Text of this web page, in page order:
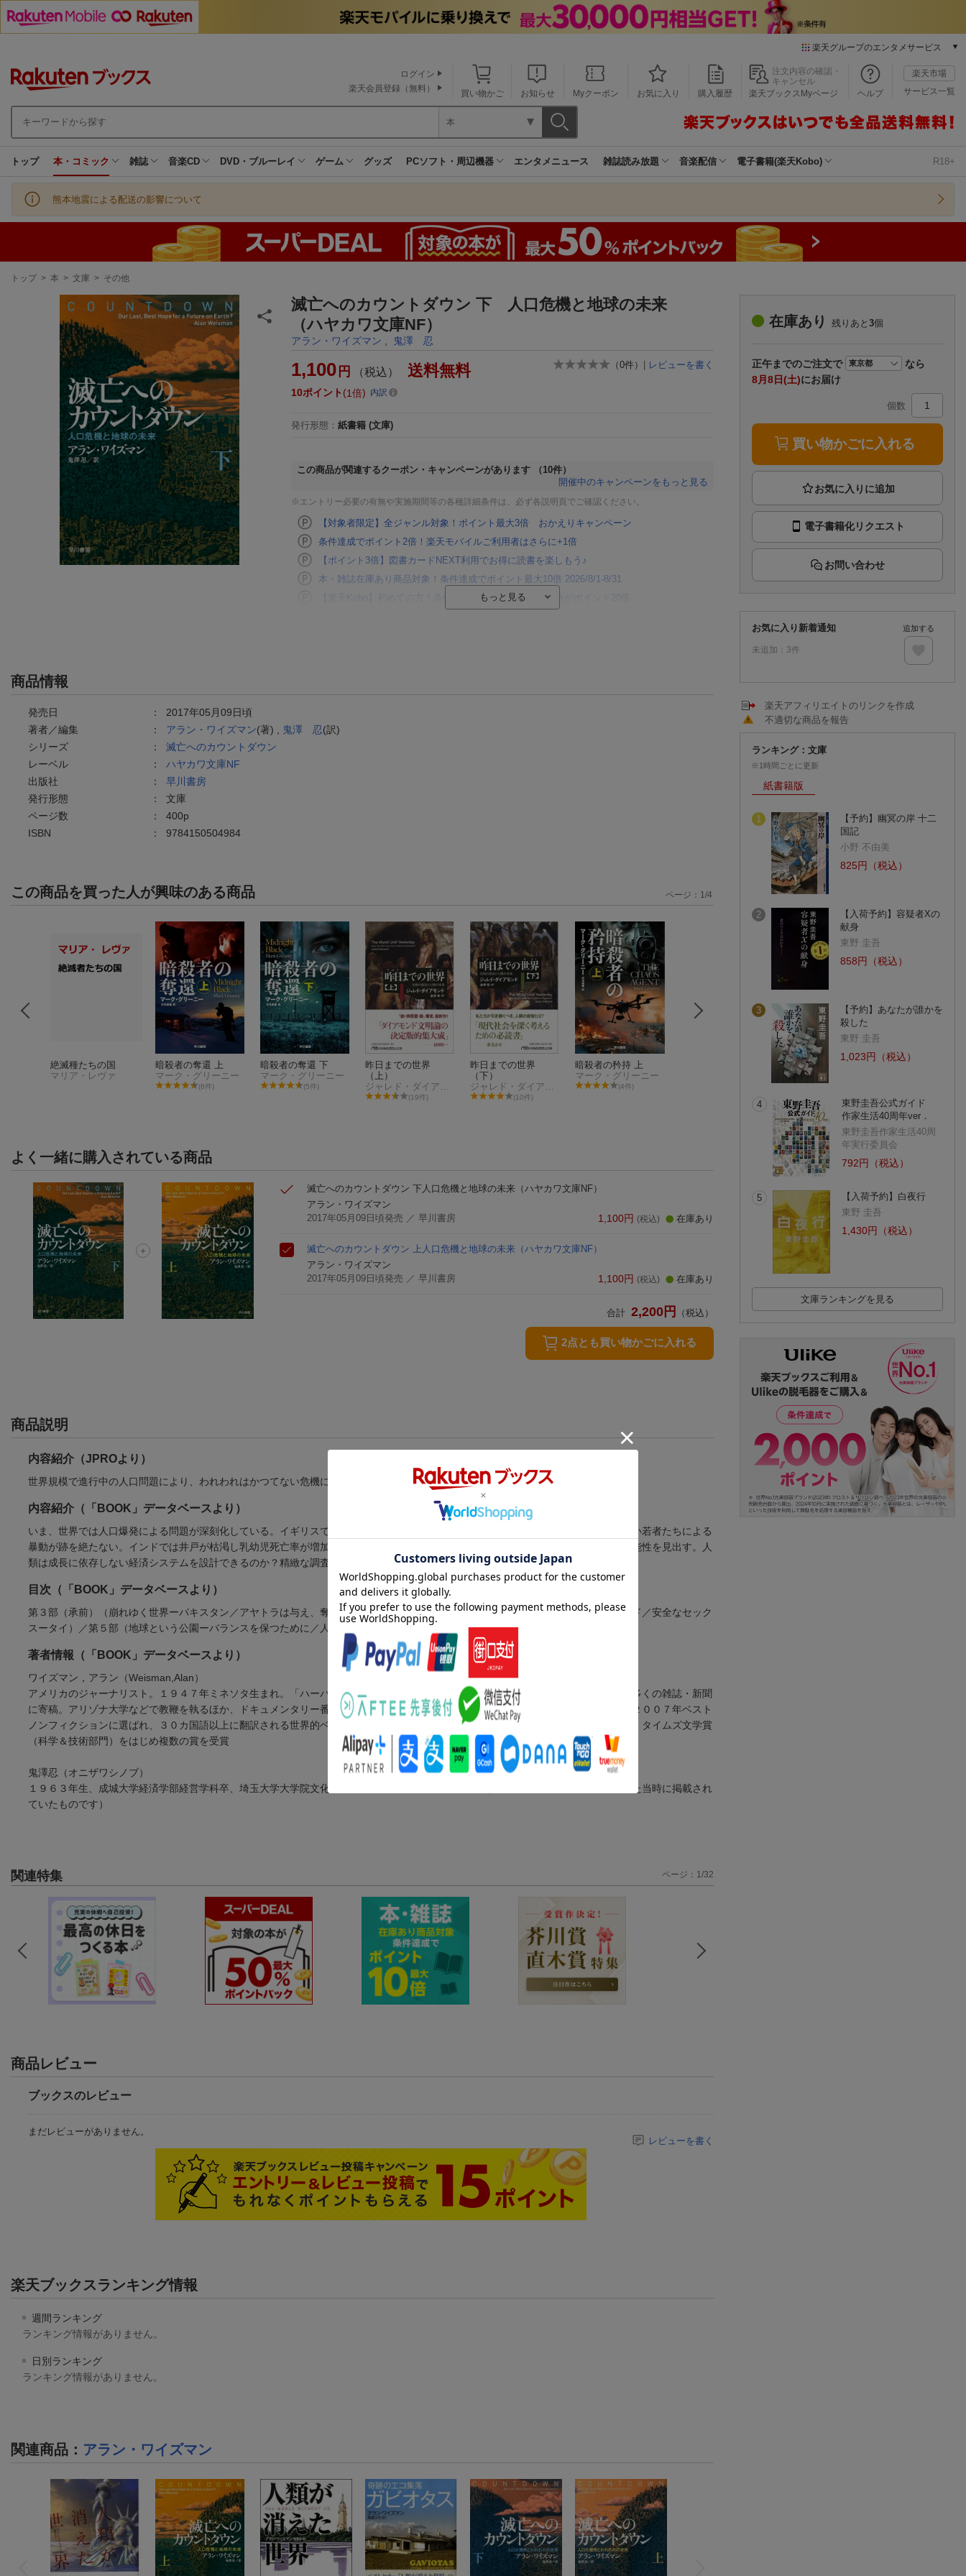
楽天グループのエンタメサービス
本/ゲーム/CD/DVD
楽天ブックス
楽天Kobo
楽天チケット
エンタメニュース
推し楽
買い物かご お知らせ Myクーポン お気に入り 購入履歴
注文内容の確認・
キャンセル
楽天ブックスMyページ
ヘルプ
楽天市場
サービス一覧
ログイン
楽天会員登録（無料）
本
トップ 本・コミック 雑誌 音楽CD DVD・ブルーレイ ゲーム グッズ PCソフト・周辺機器 エンタメニュース 雑誌読み放題 音楽配信 電子書籍(楽天Kobo) R18+
熊本地震による配送の影響について
現
トップ > 本 > 文庫 > その他
滅亡へのカウントダウン 下 人口危機と地球の未来
（ハヤカワ文庫NF）
アラン・ワイズマン 鬼澤 忍
（0件） | レビューを書く
1,100 円 （税込） 送料無料
10ポイント 1倍 内訳
発行形態 ： 紙書籍 (文庫)
この商品が関連するクーポン・キャンペーンがあります
（10件）
開催中のキャンペーンをもっと見る
※エントリー必要の有無や実施期間等の各種詳細条件は、必ず各説明頁でご確認ください。
【対象者限定】全ジャンル対象！ポイント最大3倍 おかえりキャンペーン
条件達成でポイント2倍！楽天モバイルご利用者はさらに+1倍
【ポイント3倍】図書カードNEXT利用でお得に読書を楽しもう♪
本・雑誌在庫あり商品対象！条件達成でポイント最大10倍 2026/8/1-8/31
【楽天Kobo】初めての方！条件達成で楽天ブックス購入分がポイント20倍
商品情報
発売日 ： 2017年05月09日頃
著者／編集
： アラン・ワイズマン(著) , 鬼澤 忍(訳)
シリーズ
： 滅亡へのカウントダウン
レーベル
： ハヤカワ文庫NF
出版社
： 早川書房
発行形態
： 文庫
ページ数
： 400p
ISBN
： 9784150504984
この商品を買った人が興味のある商品
絶滅種たちの国
マリア・レヴァ
暗殺者の奪還 上
マーク・グリーニー
(6件)
暗殺者の奪還 下
マーク・グリーニー
(5件)
昨日までの世界
（上）
(19件)
昨日までの世界
（下）
(10件)
暗殺者の矜持 上
マーク・グリーニー
(4件)
チューリングの大聖
堂 下
ジョージ・ダイソン
死の扉
ページ： 1 /4
よく一緒に購入されている商品
滅亡へのカウントダウン 下人口危機と地球の未来（ハヤカワ文庫NF）
アラン・ワイズマン
2017年05月09日頃発売 ／ 早川書房 1,100円 (税込) 在庫あり
滅亡へのカウントダウン 上 人口危機と地球の未来（ハヤカワ文庫NF）
アラン・ワイズマン
2017年05月09日頃発売 ／ 早川書房 1,100円 (税込) 在庫あり
合計 2,200 円 （税込）
2点とも買い物かごに入れる
商品説明
内容紹介（JPROより）
世界規模で進行中の人口問題により、われわれはかつてない危機に直面している。各国の事例を通し人類存続の道を提言する予言の書
内容紹介（「BOOK」データベースより）
いま、世界では人口爆発による問題が深刻化している。イギリスでは移民の激増により人種排斥が起きている。パキスタンでは職がない若者たちによる
暴動が跡を絶たない。インドでは井戸が枯渇し乳幼児死亡率が増加中だ。一方、他国に先駆け人口減少社会を迎えた日本に、著者は可能性を見出す。人
類は成長に依存しない経済システムを設計できるのか？精緻な調査と大胆な構想力で、将来を展望する予言の書。
目次（「BOOK」データベースより）
第３部（承前）（崩れゆく世界ーパキスタン／アヤトラは与え、奪うーイラン）／第４部（縮小と繁栄ー日本／明日ーネパールとインド／安全なセック
スータイ）／第５部（地球という公園ーバランスを保つために／人類が減った世界ーわれわれの行方）
著者情報（「BOOK」データベースより）
ワイズマン，アラン（Weisman,Alan）
アメリカのジャーナリスト。１９４７年ミネソタ生まれ。「ハーパース」「ニューヨークタイムズ・マガジン」「ディスカバー」など多くの雑誌・新聞
に寄稿。アリゾナ大学などで教鞭を執るほか、ドキュメンタリー番組制作も手がける。著書『人類が消えた世界』は、「タイム」誌の２００７年ベスト
ノンフィクションに選ばれ、３０カ国語以上に翻訳される世界的ベストセラーとなった。『滅亡へのカウントダウン』もロサンゼルス・タイムズ文学賞
（科学＆技術部門）をはじめ複数の賞を受賞
鬼澤忍（オニザワシノブ）
１９６３年生、成城大学経済学部経営学科卒、埼玉大学大学院文化科学研究科修士課程修了、翻訳家（本データはこの書籍が刊行された当時に掲載され
ていたものです）
関連特集 ページ：1/32
商品レビュー
ブックスのレビュー
まだレビューがありません。
レビューを書く
楽天ブックスランキング情報
週間ランキング
ランキング情報がありません。
日別ランキング
ランキング情報がありません。
関連商品 ： アラン・ワイズマン
在庫あり 残りあと 3個
正午までのご注文で
なら
8月8日(土)にお届け
個数
買い物かごに入れる
電子書籍化リクエスト
お問い合わせ
お気に入り新着通知
未追加： 3件
追加する
楽天アフィリエイトのリンクを作成
不適切な商品を報告
ランキング：文庫
※1時間ごとに更新
紙書籍版
1
【予約】幽冥の岸 十二
国記
小野 不由美
825円（税込）
2
【入荷予約】容疑者Xの
献身
東野 圭吾
858円（税込）
3
【予約】あなたが誰かを
殺した
東野 圭吾
1,023円（税込）
4
東野圭吾公式ガイド
作家生活40周年ver．
東野圭吾作家生活40周
年実行委員会
792円（税込）
5
【入荷予約】白夜行
東野 圭吾
1,430円（税込）
文庫ランキングを見る